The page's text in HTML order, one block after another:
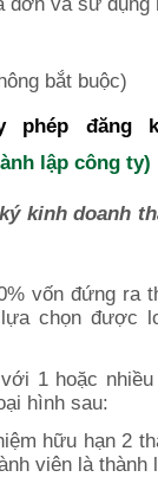
bắt buộc)
phép đăng
lập công ty)
kinh doanh
vốn đứng ra
chọn được
1 hoặc
hình sau:
hữu hạn 2
viên là thành